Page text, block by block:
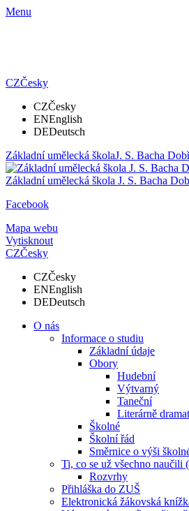
Menu
CZČesky
CZČesky
ENEnglish
DEDeutsch
Základní umělecká školaJ. S. Bacha
Základní umělecká škola J. S. Bacha
Facebook
Mapa webu
Vytisknout
CZČesky
CZČesky
ENEnglish
DEDeutsch
O nás
Informace o studiu
Základní údaje
Obory
Hudební
Výtvarný
Taneční
Literárně
Školné
Školní řád
Směrnice o výši
Ti, co se už všechno naučili
Rozvrhy
Přihláška do ZUŠ
Elektronická žákovská